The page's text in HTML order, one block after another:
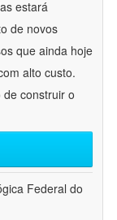
estará
de novos
que ainda hoje
alto custo.
construir o
Federal do